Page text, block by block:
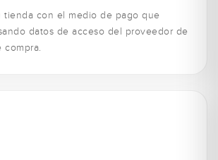
tienda con el medio de pago que
datos de acceso del proveedor de
compra.